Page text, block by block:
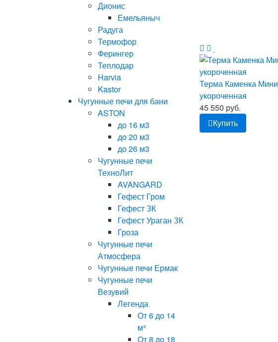
Дионис
Емельяныч
Радуга
Термофор
Ферингер
Теплодар
Harvia
Kastor
Чугунные печи для бани
ASTON
до 16 м3
до 20 м3
до 26 м3
Чугунные печи
ТехноЛит
AVANGARD
Гефест Гром
Гефест ЗК
Гефест Ураган ЗК
Гроза
Чугунные печи
Атмосфера
Чугунные печи Ермак
Чугунные печи
Везувий
Легенда
От 6 до 14
м³
От 8 до 18
Терма Каменка Мини
укороченная
45 550 руб.
Купить